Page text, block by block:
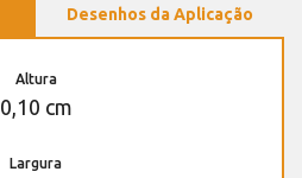
Desenhos da Aplicação
Altura
0,10 cm
Largura